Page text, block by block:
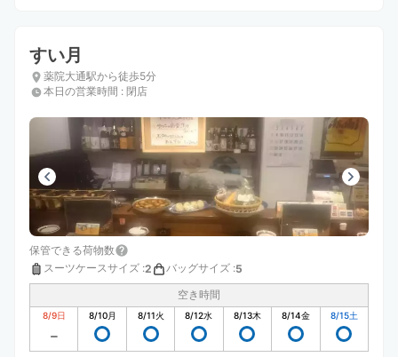
すい月
薬院大通駅から徒歩5分
本日の営業時間 : 閉店
保管できる荷物数
スーツケースサイズ :2 バッグサイズ :5
空き時間
8/9日 8/10月 8/11火 8/12水 8/13木 8/14金 8/15土